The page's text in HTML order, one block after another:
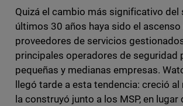
Quizá el cambio más significativo del
últimos 30 años haya sido el ascenso
proveedores de servicios
principales operadores de seguridad
pequeñas y medianas empresas.
llegó tarde a esta tendencia: creció
la construyó junto a los MSP, en lugar